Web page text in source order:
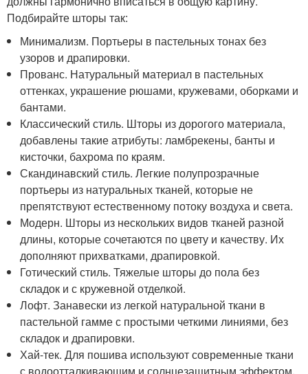
Подбирайте шторы так:
Минимализм. Портьеры в пастельных тонах без
узоров и драпировки.
Прованс. Натуральный материал в пастельных
оттенках, украшение рюшами, кружевами, оборками и
бантами.
Классический стиль. Шторы из дорогого материала,
добавлены такие атрибуты: ламбрекены, банты и
кисточки, бахрома по краям.
Скандинавский стиль. Легкие полупрозрачные
портьеры из натуральных тканей, которые не
препятствуют естественному потоку воздуха и света.
Модерн. Шторы из нескольких видов тканей разной
длины, которые сочетаются по цвету и качеству. Их
дополняют прихватками, драпировкой.
Готический стиль. Тяжелые шторы до пола без
складок и с кружевной отделкой.
Лофт. Занавески из легкой натуральной ткани в
пастельной гамме с простыми четкими линиями, без
складок и драпировки.
Хай-тек. Для пошива используют современные ткани
с водоотталкивающим и солнцезащитным эффектом.